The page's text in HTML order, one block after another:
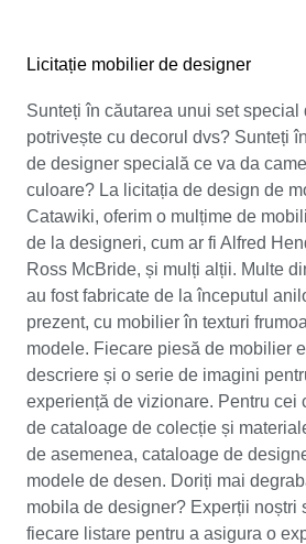
Licitație mobilier de designer
Sunteți în căutarea unui set special
potrivește cu decorul dvs? Sunteți
de designer specială ce va da
culoare? La licitația de design de
Catawiki, oferim o mulțime de
de la designeri, cum ar fi Alfred
Ross McBride, și mulți alții. Multe
au fost fabricate de la începutul
prezent, cu mobilier în texturi
modele. Fiecare piesă de mobilier
descriere și o serie de imagini
experiență de vizionare. Pentru cei
de cataloage de colecție și
de asemenea, cataloage de
modele de desen. Doriți mai
mobila de designer? Experții noștri
fiecare listare pentru a asigura o